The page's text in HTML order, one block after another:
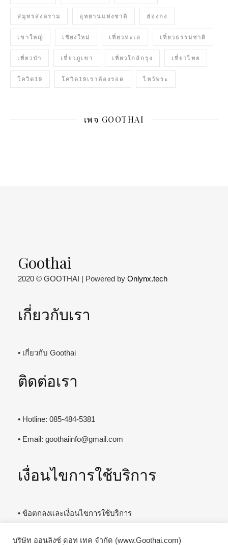
สมุทรสงคราม อุทยานแห่งชาติ ฮ่องกง
เขาใหญ่ เชียงใหม่ เที่ยวทะเล เที่ยวธรรมชาติ
เที่ยวป่า เที่ยวภูเขา เที่ยวใกล้กรุง เที่ยวไทย
โควิด19 โควิด19เราต้องรอด ไหว้พระ
เพจ GOOTHAI
Goothai
2020 © GOOTHAI | Powered by Onlynx.tech
เกี่ยวกับเรา
• เกี่ยวกับ Goothai
ติดต่อเรา
• Hotline: 085-484-5381
• Email: goothaiinfo@gmail.com
เงื่อนไขการใช้บริการ
• ข้อตกลงและเงื่อนไขการใช้บริการ
สำหรับร้านหรือธุรกิจ
บริษัท ออนลิงซ์ ดอท เทค จำกัด (www.Goothai.com)